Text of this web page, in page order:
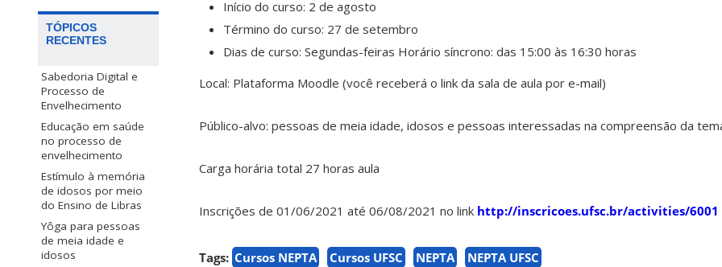
TÓPICOS
RECENTES
Sabedoria Digital e
Processo de
Envelhecimento
Educação em saúde
no processo de
envelhecimento
Estímulo à memória
de idosos por meio
do Ensino de Libras
Yôga para pessoas
de meia idade e
idosos
Início do curso: 2 de agosto
Término do curso: 27 de setembro
Dias de curso: Segundas-feiras Horário síncrono: das 15:00 às 16:30 horas
Local: Plataforma Moodle (você receberá o link da sala de aula por e-mail)
Público-alvo: pessoas de meia idade, idosos e pessoas interessadas na compreensão da
Carga horária total 27 horas aula
Inscrições de 01/06/2021 até 06/08/2021 no link http://inscricoes.ufsc.br/activities/6001
Tags: Cursos NEPTA Cursos UFSC NEPTA NEPTA UFSC